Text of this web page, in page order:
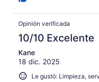
Opinión verificada
10/10 Excelente
Kane
18 dic. 2025
Le gustó: Limpieza,